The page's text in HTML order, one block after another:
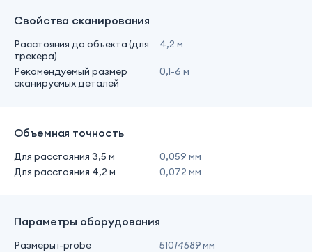
Свойства сканирования
Расстояния до объекта (для
трекера)
4,2 м
Рекомендуемый размер
сканируемых деталей
0,1-6 м
Объемная точность
Для расстояния 3,5 м
0,059 мм
Для расстояния 4,2 м
0,072 мм
Параметры оборудования
Размеры i-probe 51014589 мм